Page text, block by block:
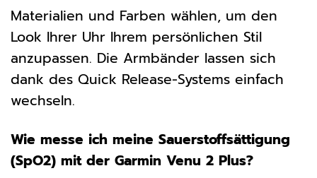
Materialien und Farben wählen, um den
Look Ihrer Uhr Ihrem persönlichen Stil
anzupassen. Die Armbänder lassen sich
dank des Quick Release-Systems einfach
wechseln.
Wie messe ich meine Sauerstoffsättigung
(SpO2) mit der Garmin Venu 2 Plus?